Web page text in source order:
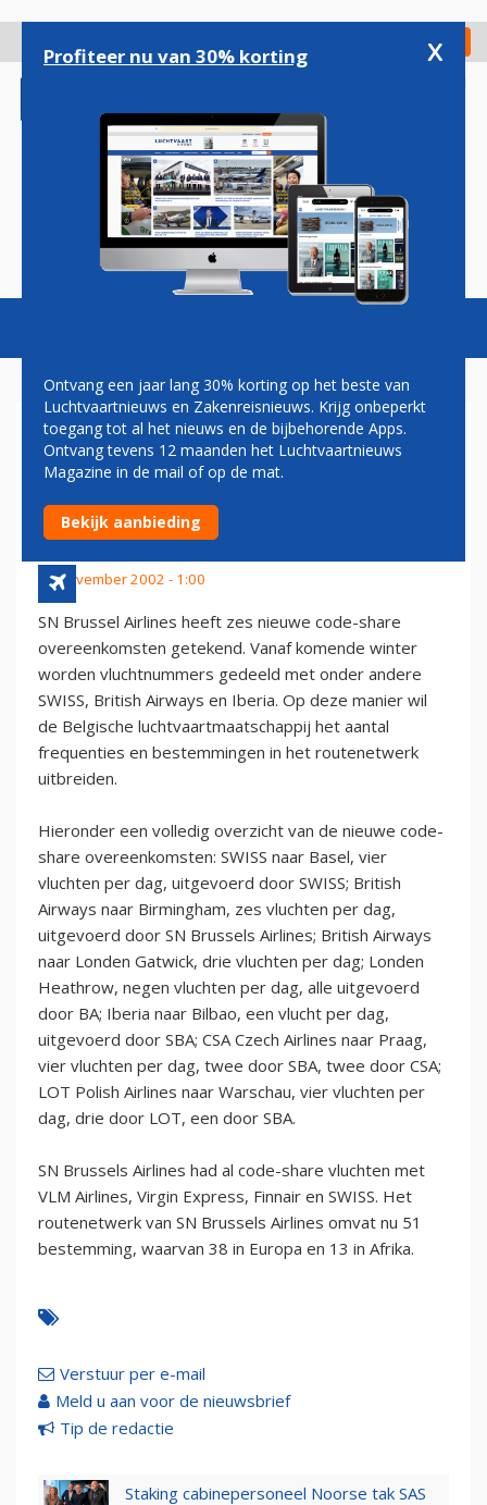
gaan
Check in
Magazine Podcasts Vacatures
SN BRUSSELS AIRLINES SLUIT
EXTRA CODE-SHARE
OVEREENKOMSTEN
13 november 2002 - 1:00
SN Brussel Airlines heeft zes nieuwe code-share
overeenkomsten getekend. Vanaf komende winter
worden vluchtnummers gedeeld met onder andere
SWISS, British Airways en Iberia. Op deze manier wil
de Belgische luchtvaartmaatschappij het aantal
frequenties en bestemmingen in het routenetwerk
uitbreiden.
Hieronder een volledig overzicht van de nieuwe code-
share overeenkomsten: SWISS naar Basel, vier
vluchten per dag, uitgevoerd door SWISS; British
Airways naar Birmingham, zes vluchten per dag,
uitgevoerd door SN Brussels Airlines; British Airways
naar Londen Gatwick, drie vluchten per dag; Londen
Heathrow, negen vluchten per dag, alle uitgevoerd
door BA; Iberia naar Bilbao, een vlucht per dag,
uitgevoerd door SBA; CSA Czech Airlines naar Praag,
vier vluchten per dag, twee door SBA, twee door CSA;
LOT Polish Airlines naar Warschau, vier vluchten per
dag, drie door LOT, een door SBA.
SN Brussels Airlines had al code-share vluchten met
VLM Airlines, Virgin Express, Finnair en SWISS. Het
routenetwerk van SN Brussels Airlines omvat nu 51
bestemming, waarvan 38 in Europa en 13 in Afrika.
Verstuur per e-mail
Meld u aan voor de nieuwsbrief
Tip de redactie
Staking cabinepersoneel Noorse tak SAS
Profiteer nu van 30% korting x
Ontvang een jaar lang 30% korting op het beste van
Luchtvaartnieuws en Zakenreisnieuws. Krijg onbeperkt
toegang tot al het nieuws en de bijbehorende Apps.
Ontvang tevens 12 maanden het Luchtvaartnieuws
Magazine in de mail of op de mat.
Bekijk aanbieding